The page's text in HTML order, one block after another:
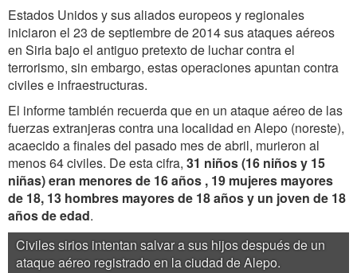
Estados Unidos y sus aliados europeos y regionales
iniciaron el 23 de septiembre de 2014 sus ataques aéreos
en Siria bajo el antiguo pretexto de luchar contra el
terrorismo, sin embargo, estas operaciones apuntan contra
civiles e infraestructuras.
El informe también recuerda que en un ataque aéreo de las
fuerzas extranjeras contra una localidad en Alepo (noreste),
acaecido a finales del pasado mes de abril, murieron al
menos 64 civiles. De esta cifra, 31 niños (16 niños y 15
niñas) eran menores de 16 años , 19 mujeres mayores
de 18, 13 hombres mayores de 18 años y un joven de 18
años de edad.
Civiles sirios intentan salvar a sus hijos después de un
ataque aéreo registrado en la ciudad de Alepo.